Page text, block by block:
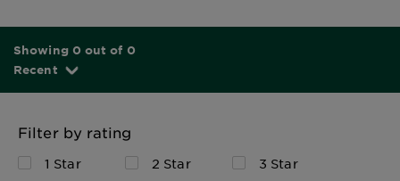
Showing 0 out of 0
Recent
Filter by rating
1 Star 2 Star
3 Star